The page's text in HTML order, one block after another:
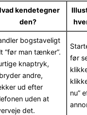
kendetegner
den?
bogstaveligt
“før man tænker”.
knaptryk,
andre,
ud efter
uden at
det.
før
nu”